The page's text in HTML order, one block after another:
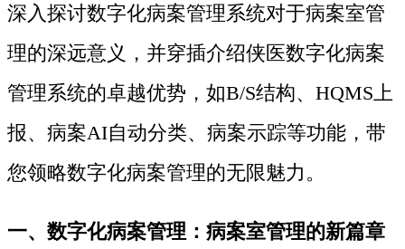
深入探讨数字化病案管理系统对于病案室管
理的深远意义，并穿插介绍侠医数字化病案
管理系统的卓越优势，如B/S结构、HQMS上
报、病案AI自动分类、病案示踪等功能，带
您领略数字化病案管理的无限魅力。
一、数字化病案管理：病案室管理的新篇章